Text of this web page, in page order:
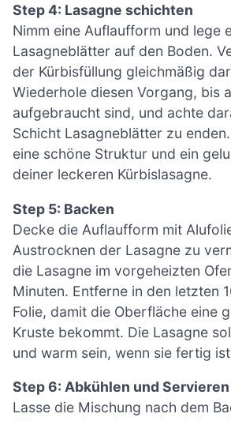
Step 4: Lasagne schichten
Nimm eine Auflaufform und lege
Lasagneblätter auf den Boden.
der Kürbisfüllung gleichmäßig
Wiederhole diesen Vorgang, bis
aufgebraucht sind, und achte
Schicht Lasagneblätter zu
eine schöne Struktur und ein
deiner leckeren Kürbislasagne.
Step 5: Backen
Decke die Auflaufform mit
Austrocknen der Lasagne zu
die Lasagne im vorgeheizten
Minuten. Entferne in den letzten
Folie, damit die Oberfläche eine
Kruste bekommt. Die Lasagne
und warm sein, wenn sie fertig
Step 6: Abkühlen und Servieren
Lasse die Mischung nach dem